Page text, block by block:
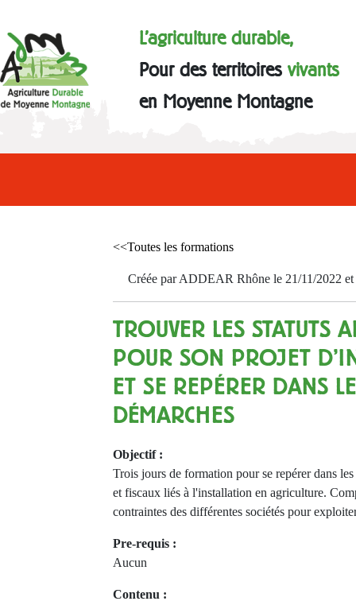
L'agriculture durable,
Pour des territoiresvivants
en Moyenne Montagne
<<Toutes les formations
Créée par ADDEAR Rhône le 21/11/2022 et
TROUVER LES STATUTS
POUR SON PROJET
ET SE REPÉRER DANS
DÉMARCHES
Objectif :
Trois jours de formation pour se repérer dans
et fiscaux liés à l'installation en agriculture.
contraintes des différentes sociétés pour
Pre-requis :
Aucun
Contenu :